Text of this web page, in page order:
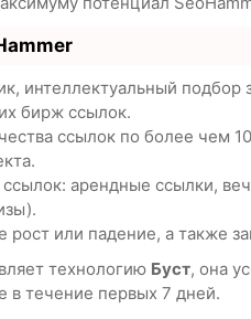
интеллектуальный подбор
бирж ссылок.
ссылок по более чем
арендные ссылки,
рост или падение, а также
технологию Буст, она
в течение первых 7 дней.